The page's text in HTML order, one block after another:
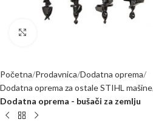
Početna Prodavnica Dodatna oprema
Dodatna oprema za ostale STIHL mašine
Dodatna oprema - bušači za zemlju